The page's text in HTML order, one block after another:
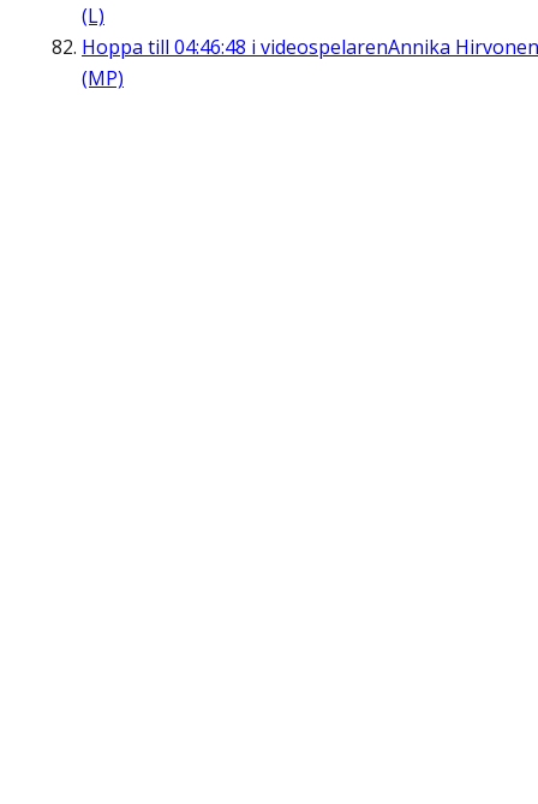
(L)
Hoppa till 04:46:48 i videospelarenAnnika Hirvonen
(MP)